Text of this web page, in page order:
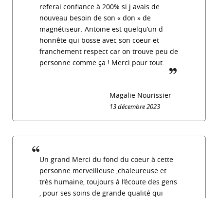
referai confiance à 200% si j avais de
nouveau besoin de son « don » de
magnétiseur. Antoine est quelqu’un d
honnête qui bosse avec son coeur et
franchement respect car on trouve peu de
personne comme ça ! Merci pour tout.
Magalie Nourissier
13 décembre 2023
Un grand Merci du fond du coeur à cette
personne merveilleuse ,chaleureuse et
très humaine, toujours à l’écoute des gens
, pour ses soins de grande qualité qui